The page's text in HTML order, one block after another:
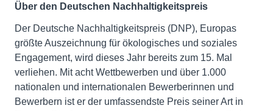
Über den Deutschen Nachhaltigkeitspreis
Der Deutsche Nachhaltigkeitspreis (DNP), Europas
größte Auszeichnung für ökologisches und soziales
Engagement, wird dieses Jahr bereits zum 15. Mal
verliehen. Mit acht Wettbewerben und über 1.000
nationalen und internationalen Bewerberinnen und
Bewerbern ist er der umfassendste Preis seiner Art in